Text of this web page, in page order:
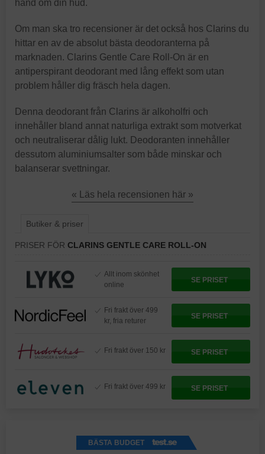
hand om din hud.
Om man ska tro recensioner är det också hos Clarins du
hittar en av de absolut bästa deodoranterna på
marknaden. Clarins Gentle Care Roll-On är en
antiperspirant deodorant med lång effekt som utan
problem håller dig fräsch hela dagen.
Denna deodorant från Clarins är alkoholfri och
innehåller bland annat naturliga extrakt som motverkat
och neutraliserar dålig lukt. Deodoranten innehåller
dessutom aluminiumsalter som både minskar och
balanserar svettningar.
« Läs hela recensionen här »
Butiker & priser
PRISER FÖR CLARINS GENTLE CARE ROLL-ON
Allt inom skönhet
online
SE PRISET
Fri frakt över 499
kr, fria returer
SE PRISET
Fri frakt över 150 kr SE PRISET
Fri frakt över 499 kr SE PRISET
BÄSTA BUDGET